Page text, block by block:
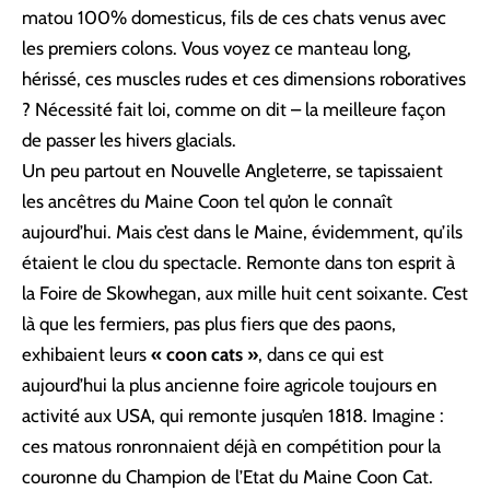
matou 100% domesticus, fils de ces chats venus avec
les premiers colons. Vous voyez ce manteau long,
hérissé, ces muscles rudes et ces dimensions roboratives
? Nécessité fait loi, comme on dit – la meilleure façon
de passer les hivers glacials.
Un peu partout en Nouvelle Angleterre, se tapissaient
les ancêtres du Maine Coon tel qu’on le connaît
aujourd’hui. Mais c’est dans le Maine, évidemment, qu’ils
étaient le clou du spectacle. Remonte dans ton esprit à
la Foire de Skowhegan, aux mille huit cent soixante. C’est
là que les fermiers, pas plus fiers que des paons,
exhibaient leurs « coon cats », dans ce qui est
aujourd’hui la plus ancienne foire agricole toujours en
activité aux USA, qui remonte jusqu’en 1818. Imagine :
ces matous ronronnaient déjà en compétition pour la
couronne du Champion de l’Etat du Maine Coon Cat.